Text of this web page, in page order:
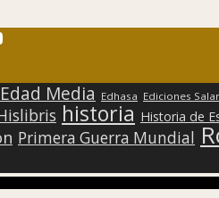
Edad Media Edhasa Ediciones
historia Historia de
Primera Guerra Mundial